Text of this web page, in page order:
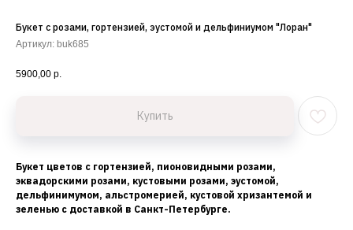
Букет с розами, гортензией, эустомой и дельфиниумом "Лоран"
Артикул: buk685
5900,00 р.
Купить
Букет цветов с гортензией, пионовидными розами,
эквадорскими розами, кустовыми розами, эустомой,
дельфинимумом, альстромерией, кустовой хризантемой и
зеленью с доставкой в Санкт-Петербурге.